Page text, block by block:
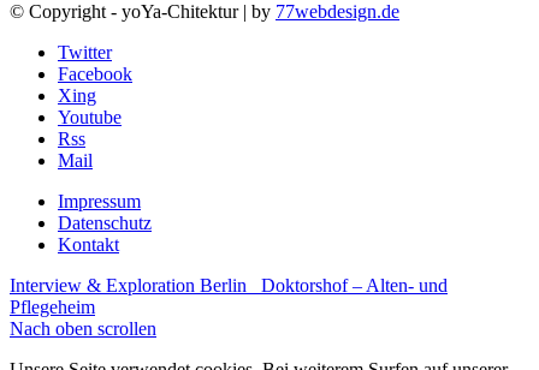
© Copyright - yoYa-Chitektur | by 77webdesign.de
Twitter
Facebook
Xing
Youtube
Rss
Mail
Impressum
Datenschutz
Kontakt
Interview & Exploration Berlin
Doktorshof – Alten- und
Pflegeheim
Nach oben scrollen